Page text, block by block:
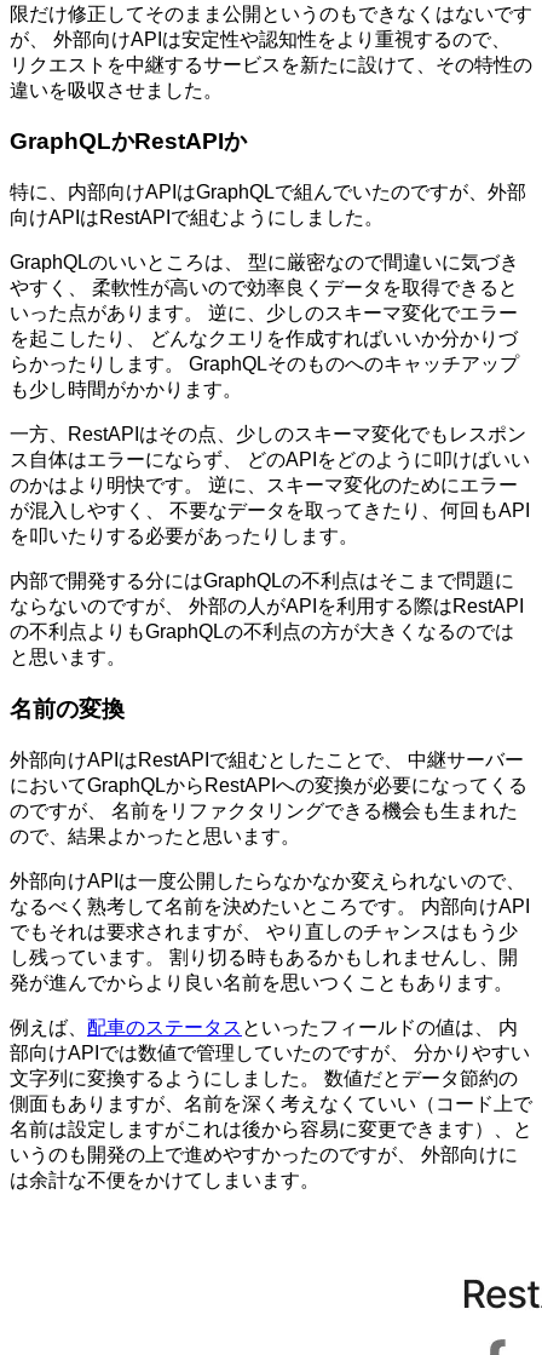
限だけ修正してそのまま公開というのもできなくはないです
が、 外部向けAPIは安定性や認知性をより重視するので、
リクエストを中継するサービスを新たに設けて、その特性の
違いを吸収させました。
GraphQLかRestAPIか
特に、内部向けAPIはGraphQLで組んでいたのですが、外部
向けAPIはRestAPIで組むようにしました。
GraphQLのいいところは、 型に厳密なので間違いに気づき
やすく、 柔軟性が高いので効率良くデータを取得できると
いった点があります。 逆に、少しのスキーマ変化でエラー
を起こしたり、 どんなクエリを作成すればいいか分かりづ
らかったりします。 GraphQLそのものへのキャッチアップ
も少し時間がかかります。
一方、RestAPIはその点、少しのスキーマ変化でもレスポン
ス自体はエラーにならず、 どのAPIをどのように叩けばいい
のかはより明快です。 逆に、スキーマ変化のためにエラー
が混入しやすく、 不要なデータを取ってきたり、何回もAPI
を叩いたりする必要があったりします。
内部で開発する分にはGraphQLの不利点はそこまで問題に
ならないのですが、 外部の人がAPIを利用する際はRestAPI
の不利点よりもGraphQLの不利点の方が大きくなるのでは
と思います。
名前の変換
外部向けAPIはRestAPIで組むとしたことで、 中継サーバー
においてGraphQLからRestAPIへの変換が必要になってくる
のですが、 名前をリファクタリングできる機会も生まれた
ので、結果よかったと思います。
外部向けAPIは一度公開したらなかなか変えられないので、
なるべく熟考して名前を決めたいところです。 内部向けAPI
でもそれは要求されますが、 やり直しのチャンスはもう少
し残っています。 割り切る時もあるかもしれませんし、開
発が進んでからより良い名前を思いつくこともあります。
例えば、 配車のステータス といったフィールドの値は、 内
部向けAPIでは数値で管理していたのですが、 分かりやすい
文字列に変換するようにしました。 数値だとデータ節約の
側面もありますが、名前を深く考えなくていい（コード上で
名前は設定しますがこれは後から容易に変更できます）、と
いうのも開発の上で進めやすかったのですが、 外部向けに
は余計な不便をかけてしまいます。